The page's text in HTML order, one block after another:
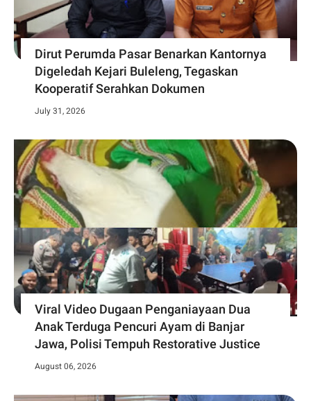
Dirut Perumda Pasar Benarkan Kantornya
Digeledah Kejari Buleleng, Tegaskan
Kooperatif Serahkan Dokumen
July 31, 2026
Viral Video Dugaan Penganiayaan Dua
Anak Terduga Pencuri Ayam di Banjar
Jawa, Polisi Tempuh Restorative Justice
August 06, 2026